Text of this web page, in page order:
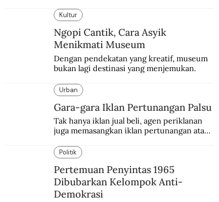
menimpa MU.
Kultur
Ngopi Cantik, Cara Asyik
Menikmati Museum
Dengan pendekatan yang kreatif, museum
bukan lagi destinasi yang menjemukan.
Urban
Gara-gara Iklan Pertunangan Palsu
Tak hanya iklan jual beli, agen periklanan
juga memasangkan iklan pertunangan atau
memasang iklan pertunangan palsu.
Politik
Pertemuan Penyintas 1965
Dibubarkan Kelompok Anti-
Demokrasi